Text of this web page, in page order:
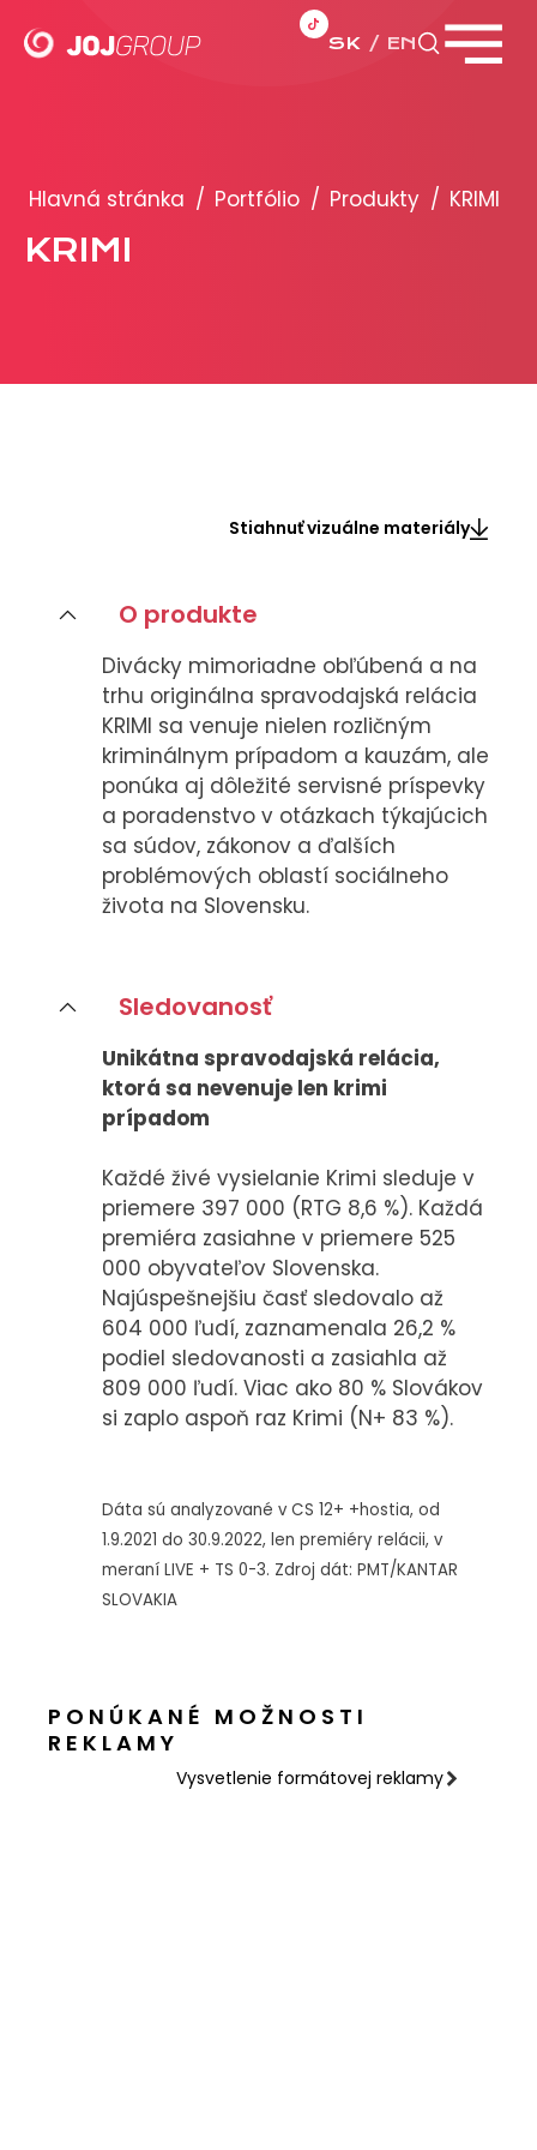
SK EN
Brandy
Produkty
Kariéra
PRESS
Tlačové správy
B2B Rozhovory
KONTAKT
Hlavná stránka / Portfólio / Produkty / KRIMI
KRIMI
Stiahnuť vizuálne materiály
O produkte
Divácky mimoriadne obľúbená a na
trhu originálna spravodajská relácia
KRIMI sa venuje nielen rozličným
kriminálnym prípadom a kauzám, ale
ponúka aj dôležité servisné príspevky
a poradenstvo v otázkach týkajúcich
sa súdov, zákonov a ďalších
problémových oblastí sociálneho
života na Slovensku.
Sledovanosť
Unikátna spravodajská relácia,
ktorá sa nevenuje len krimi
prípadom
Každé živé vysielanie Krimi sleduje v
priemere 397 000 (RTG 8,6 %). Každá
premiéra zasiahne v priemere 525
000 obyvateľov Slovenska.
Najúspešnejšiu časť sledovalo až
604 000 ľudí, zaznamenala 26,2 %
podiel sledovanosti a zasiahla až
809 000 ľudí. Viac ako 80 % Slovákov
si zaplo aspoň raz Krimi (N+ 83 %).
Dáta sú analyzované v CS 12+ +hostia, od
1.9.2021 do 30.9.2022, len premiéry relácii, v
meraní LIVE + TS 0-3. Zdroj dát: PMT/KANTAR
SLOVAKIA
PONÚKANÉ MOŽNOSTI
REKLAMY
Vysvetlenie formátovej reklamy